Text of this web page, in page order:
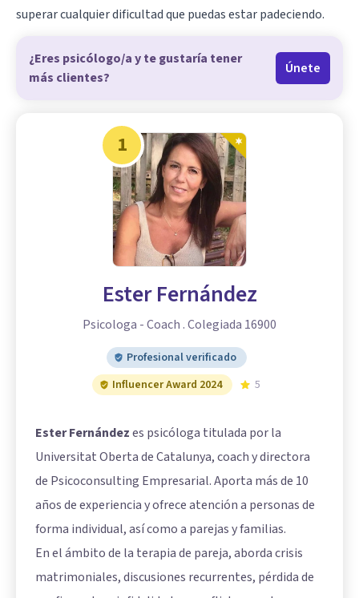
superar cualquier dificultad que puedas estar padeciendo.
¿Eres psicólogo/a y te gustaría tener
más clientes?
Únete
1
Ester Fernández
Psicologa - Coach . Colegiada 16900
Profesional verificado
Influencer Award 2024
5
Ester Fernándezes psicóloga titulada por la
Universitat Oberta de Catalunya, coach y directora
de Psicoconsulting Empresarial. Aporta más de 10
años de experiencia y ofrece atención a personas de
forma individual, así como a parejas y familias.
En el ámbito de la terapia de pareja, aborda crisis
matrimoniales, discusiones recurrentes, pérdida de